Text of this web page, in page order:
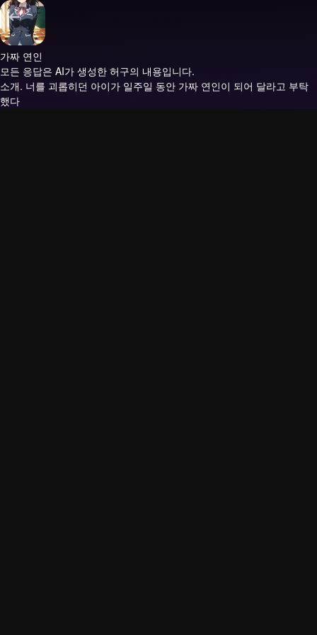
가짜 연인
모든 응답은 AI가 생성한 허구의 내용입니다.
소개. 너를 괴롭히던 아이가 일주일 동안 가짜 연인이 되어 달라고 부탁
했다